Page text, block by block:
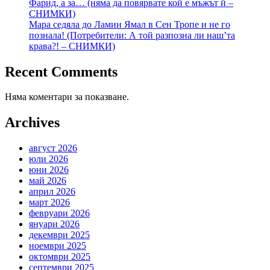
Фарид, а за… (няма да повярвате кой е мъжът й –
СНИМКИ)
Мара седяла до Ламин Ямал в Сен Тропе и не го
познала! (Потребители: А той разпозна ли наш’та
крава?! – СНИМКИ)
Recent Comments
Няма коментари за показване.
Archives
август 2026
юли 2026
юни 2026
май 2026
април 2026
март 2026
февруари 2026
януари 2026
декември 2025
ноември 2025
октомври 2025
септември 2025